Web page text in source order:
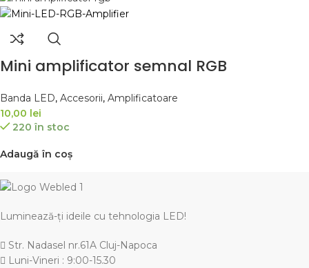
Mini amplificator semnal RGB
Banda LED, Accesorii, Amplificatoare
10,00 lei
220 în stoc
Adaugă în coș
Luminează-ți ideile cu tehnologia LED!
Str. Nadasel nr.61A Cluj-Napoca
Luni-Vineri : 9:00-15.30